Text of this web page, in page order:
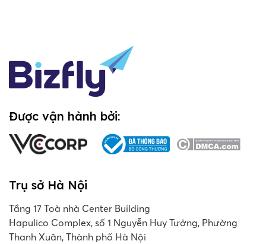
Được vận hành bởi:
Trụ sở Hà Nội
Tầng 17 Toà nhà Center Building
Hapulico Complex, số 1 Nguyễn Huy Tưởng, Phường
Thanh Xuân, Thành phố Hà Nội